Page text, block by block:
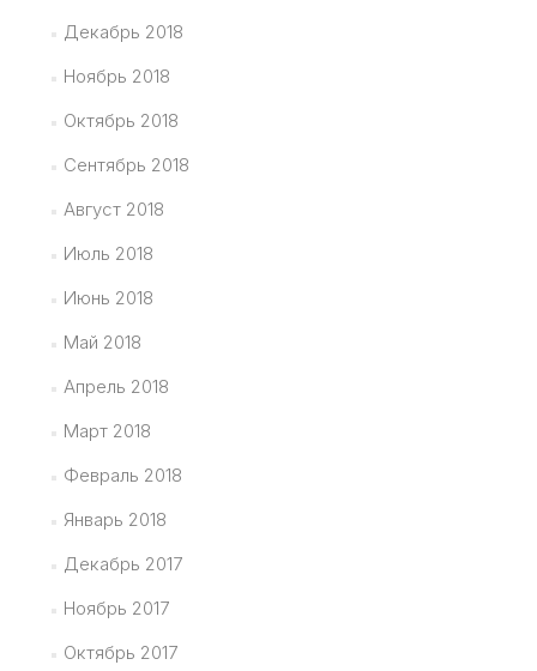
Декабрь 2018
Ноябрь 2018
Октябрь 2018
Сентябрь 2018
Август 2018
Июль 2018
Июнь 2018
Май 2018
Апрель 2018
Март 2018
Февраль 2018
Январь 2018
Декабрь 2017
Ноябрь 2017
Октябрь 2017